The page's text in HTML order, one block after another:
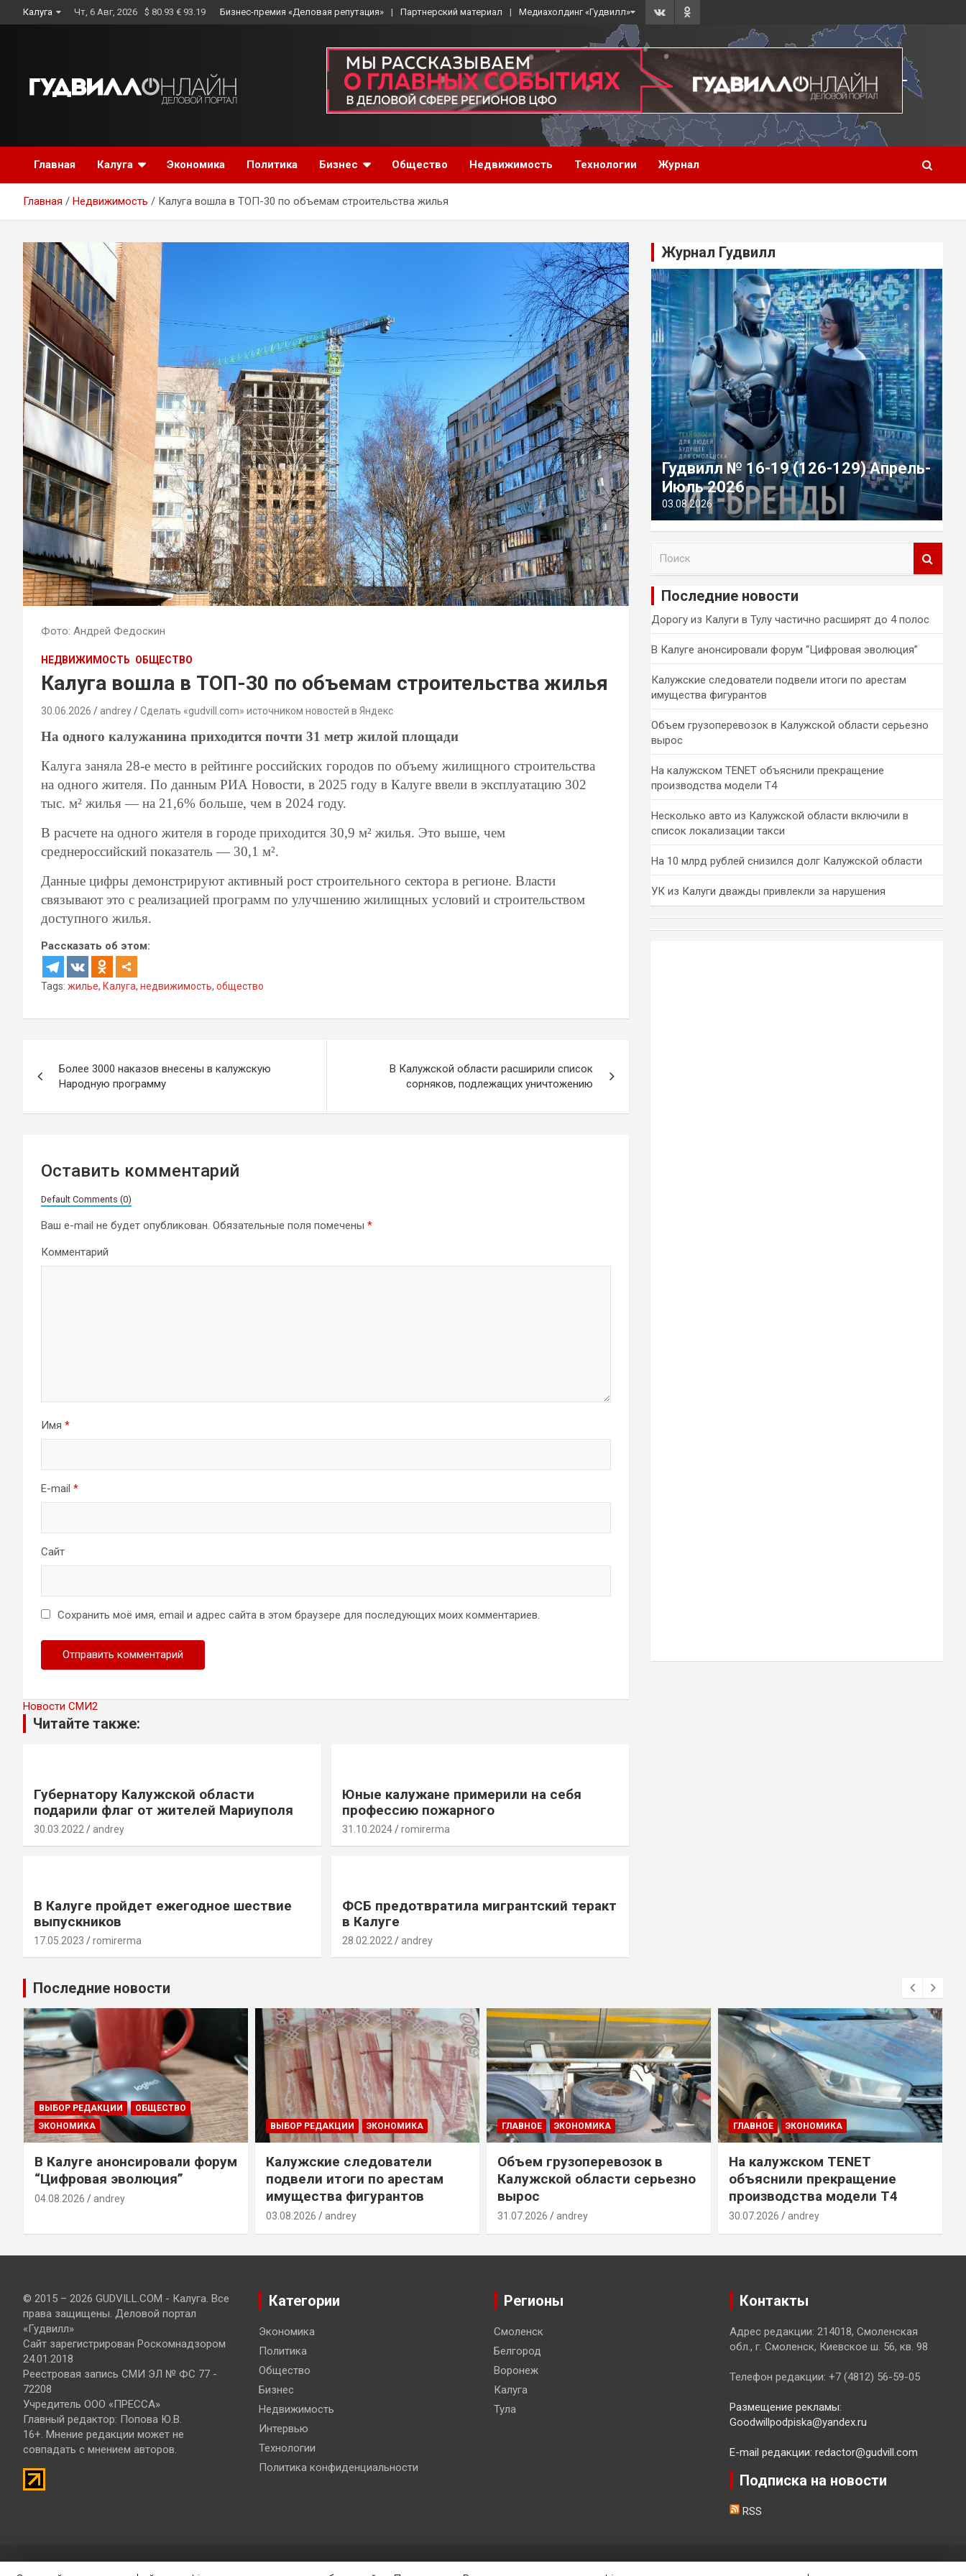
to
Калуга Чт, 6 Авг, 2026 $ 80.93 € 93.19 Бизнес-премия «Деловая репутация» Партнерский материал Медиахолдинг «Гудвилл»
Главная Калуга Экономика Политика Бизнес Общество Недвижимость Технологии Журнал
Главная Недвижимость Калуга вошла в ТОП-30 по объемам строительства жилья
Фото: Андрей Федоскин
НЕДВИЖИМОСТЬ ОБЩЕСТВО
Калуга вошла в ТОП-30 по объемам строительства жилья
30.06.2026 andrey Сделать «gudvill.com» источником новостей в Яндекс
На одного калужанина приходится почти 31 метр жилой площади
Калуга заняла 28-е место в рейтинге российских городов по объему жилищного строительства
на одного жителя. По данным РИА Новости, в 2025 году в Калуге ввели в эксплуатацию 302
тыс. м² жилья — на 21,6% больше, чем в 2024 году.
В расчете на одного жителя в городе приходится 30,9 м² жилья. Это выше, чем
среднероссийский показатель — 30,1 м².
Данные цифры демонстрируют активный рост строительного сектора в регионе. Власти
связывают это с реализацией программ по улучшению жилищных условий и строительством
доступного жилья.
Рассказать об этом:
Tags: жилье, Калуга, недвижимость, общество
по
записям
Более 3000 наказов внесены в калужскую
Народную программу
В Калужской области расширили список
сорняков, подлежащих уничтожению
Оставить комментарий
Default Comments (0)
Ваш e-mail не будет опубликован. Обязательные поля помечены *
Комментарий
Имя *
E-mail *
Сайт
Сохранить моё имя, email и адрес сайта в этом браузере для последующих моих комментариев.
Новости СМИ2
Читайте также:
Губернатору Калужской области
подарили флаг от жителей Мариуполя
30.03.2022 andrey
Юные калужане примерили на себя
профессию пожарного
31.10.2024 romirerma
В Калуге пройдет ежегодное шествие
выпускников
17.05.2023 romirerma
ФСБ предотвратила мигрантский теракт
в Калуге
28.02.2022 andrey
Журнал Гудвилл
Гудвилл № 16-19 (126-129) Апрель-
Июль 2026
03.08.2026
и
Последние новости
Дорогу из Калуги в Тулу частично расширят до 4 полос
В Калуге анонсировали форум “Цифровая эволюция”
Калужские следователи подвели итоги по арестам
имущества фигурантов
Объем грузоперевозок в Калужской области серьезно
вырос
На калужском TENET объяснили прекращение
производства модели T4
Несколько авто из Калужской области включили в
список локализации такси
На 10 млрд рублей снизился долг Калужской области
УК из Калуги дважды привлекли за нарушения
Последние новости
ВЫБОР РЕДАКЦИИ
ОБЩЕСТВО
ЭКОНОМИКА
В Калуге анонсировали форум
“Цифровая эволюция”
04.08.2026 andrey
ВЫБОР РЕДАКЦИИ ЭКОНОМИКА
Калужские следователи
подвели итоги по арестам
имущества фигурантов
03.08.2026 andrey
ГЛАВНОЕ ЭКОНОМИКА
Объем грузоперевозок в
Калужской области серьезно
вырос
31.07.2026 andrey
ГЛАВНОЕ ЭКОНОМИКА
На калужском TENET
объяснили прекращение
производства модели T4
30.07.2026 andrey
© 2015 – 2026 GUDVILL.COM - Калуга. Все
права защищены. Деловой портал
«Гудвилл»
Сайт зарегистрирован Роскомнадзором
24.01.2018
Реестровая запись СМИ ЭЛ № ФС 77 -
72208
Учредитель ООО «ПРЕССА»
Главный редактор: Попова Ю.В.
16+. Мнение редакции может не
совпадать с мнением авторов.
Категории
Экономика
Политика
Общество
Бизнес
Недвижимость
Интервью
Технологии
Политика конфиденциальности
Регионы
Смоленск
Белгород
Воронеж
Калуга
Тула
Контакты
Адрес редакции: 214018, Смоленская
обл., г. Смоленск, Киевское ш. 56, кв. 98
Телефон редакции: +7 (4812) 56-59-05
Размещение рекламы:
Goodwillpodpiska@yandex.ru
E-mail редакции: redactor@gudvill.com
Подписка на новости
RSS